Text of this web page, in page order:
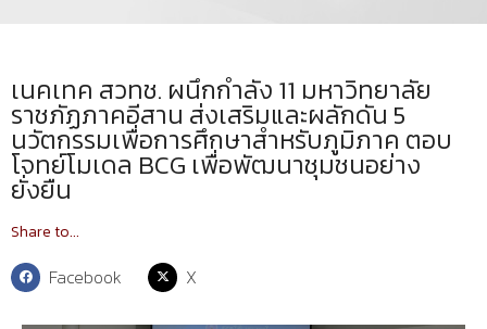
เนคเทค สวทช. ผนึกกำลัง 11 มหาวิทยาลัย
ราชภัฏภาคอีสาน ส่งเสริมและผลักดัน 5
นวัตกรรมเพื่อการศึกษาสำหรับภูมิภาค ตอบ
โจทย์โมเดล BCG เพื่อพัฒนาชุมชนอย่าง
ยั่งยืน
Share to...
Facebook X